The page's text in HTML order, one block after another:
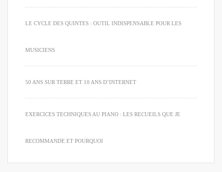
LE CYCLE DES QUINTES : OUTIL INDISPENSABLE POUR LES
MUSICIENS
50 ANS SUR TERRE ET 10 ANS D’INTERNET
EXERCICES TECHNIQUES AU PIANO : LES RECUEILS QUE JE
RECOMMANDE ET POURQUOI